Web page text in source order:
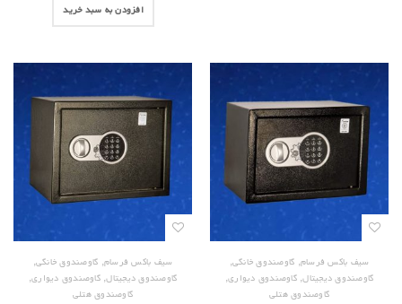
افزودن به سبد خرید
سیف باکس فرسام, گاوصندوق خانگی,
گاوصندوق دیجیتال,گاوصندوق دیواری,
گاوصندوق هتلی
سیف باکس فرسام, گاوصندوق خانگی,
گاوصندوق دیجیتال,گاوصندوق دیواری,
گاوصندوق هتلی